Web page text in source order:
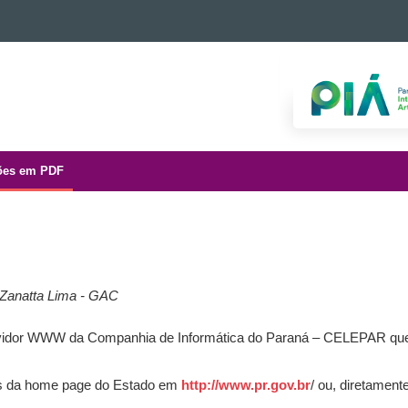
em PDF
Lima - GAC
WWW da Companhia de Informática do Paraná – CELEPAR
home page do Estado em http://www.pr.gov.br/ ou,